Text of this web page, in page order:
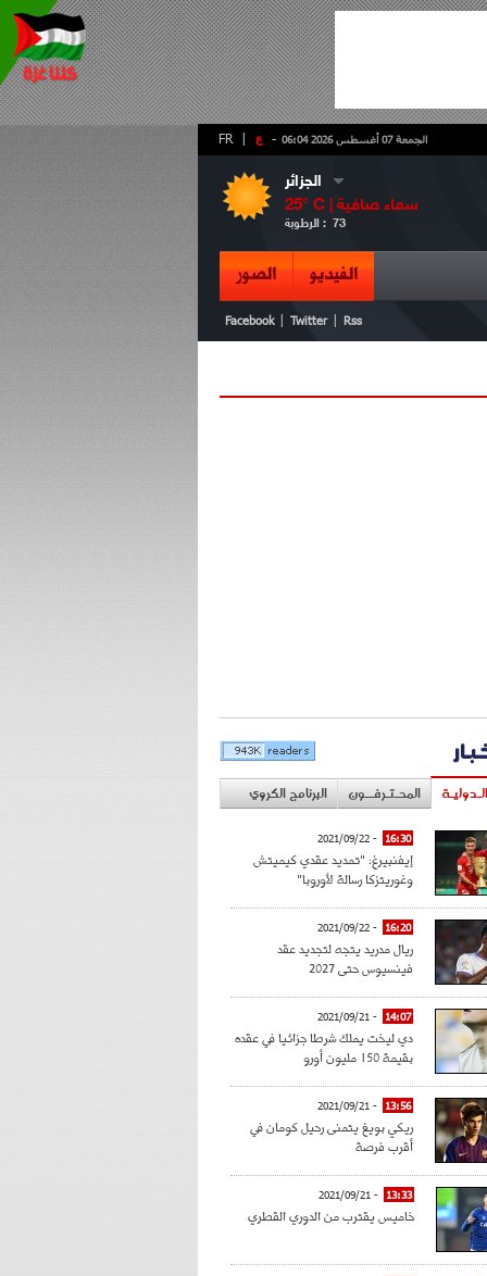
- ع FR الجمعة 07 أغسطس 2026 06:04
الجزائر
25° C | سماء صافية
الرطوبة : 73
الفيديو الصور
Facebook Twitter Rss
المحـتـرفــون البرنامج الكروي
16:30
- 2021/09/22
إيفنبيرغ: "تمديد عقدي كيميتش
وغوريتزكا رسالة لأوروبا"
16:20
- 2021/09/22
ريال مدريد يتجه لتجديد عقد
فينسيوس حتى 2027
14:07
- 2021/09/21
دي ليخت يملك شرطا جزائيا في عقده
بقيمة 150 مليون أورو
13:56
- 2021/09/21
ريكي بويغ يتمنى رحيل كومان في
أقرب فرصة
13:33
- 2021/09/21
خاميس يقترب من الدوري القطري